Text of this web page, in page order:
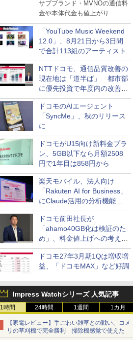
サブブランド・MVNOの通信料
金や本体代金も値上がり
「YouTube Music Weekend
12.0」、8月21日から3日間
で合計113組のアーティスト
NTTドコモ、通信品質改善の
現在地は「道半ば」 都市部
に優先投資で年度内の改善目
指す
ドコモのAIエージェント
「SyncMe」、秋のリリース
に
ドコモがU15向け新料金プラ
ン、5GB以下なら月額2508
円で1年目は858円から
楽天モバイル、法人向け
「Rakuten AI for Business」
にClaude活用の分析機能な
どを追加
ドコモ前田社長が
「ahamo40GB化は検証のた
め」、料金値上げへの考え方
にも言及
ドコモ27年3月期1Qは増収増
益、「ドコモMAX」など好調
Impress Watchシリーズ 人気記事
1時間 24時間 1週間 1カ月
【家電レビュー】手ごわい雑草との戦い、コメ
リの草刈機で完全勝利 掃除機感覚で使えた